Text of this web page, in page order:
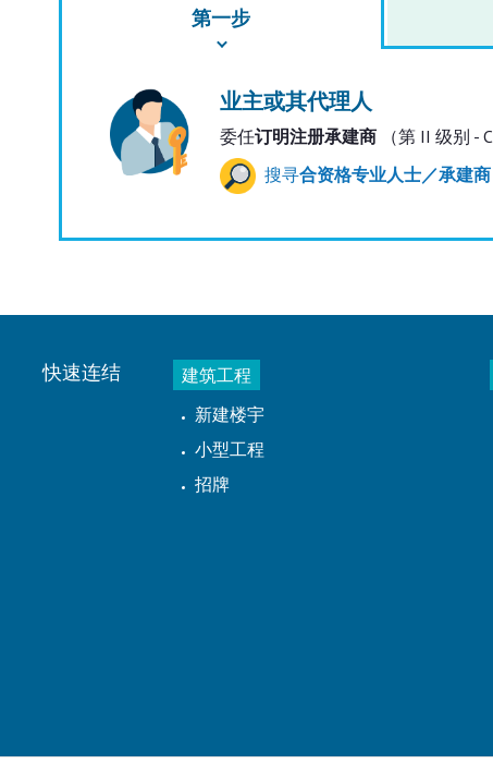
第一步
业主或其代理人
委任订明注册承建商（第 II 级别 - C
搜寻合资格专业人士／承建商
快速连结
建筑工程
新建楼宇
小型工程
招牌